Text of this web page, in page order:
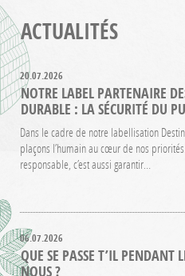
ACTUALITÉS
20.07.2026
NOTRE LABEL PARTENAIRE
DURABLE : LA SÉCURITÉ DU
Dans le cadre de notre labellisation
plaçons l’humain au cœur de nos
responsable, c’est aussi garantir…
06.07.2026
QUE SE PASSE T’IL PENDANT
NOUS ?